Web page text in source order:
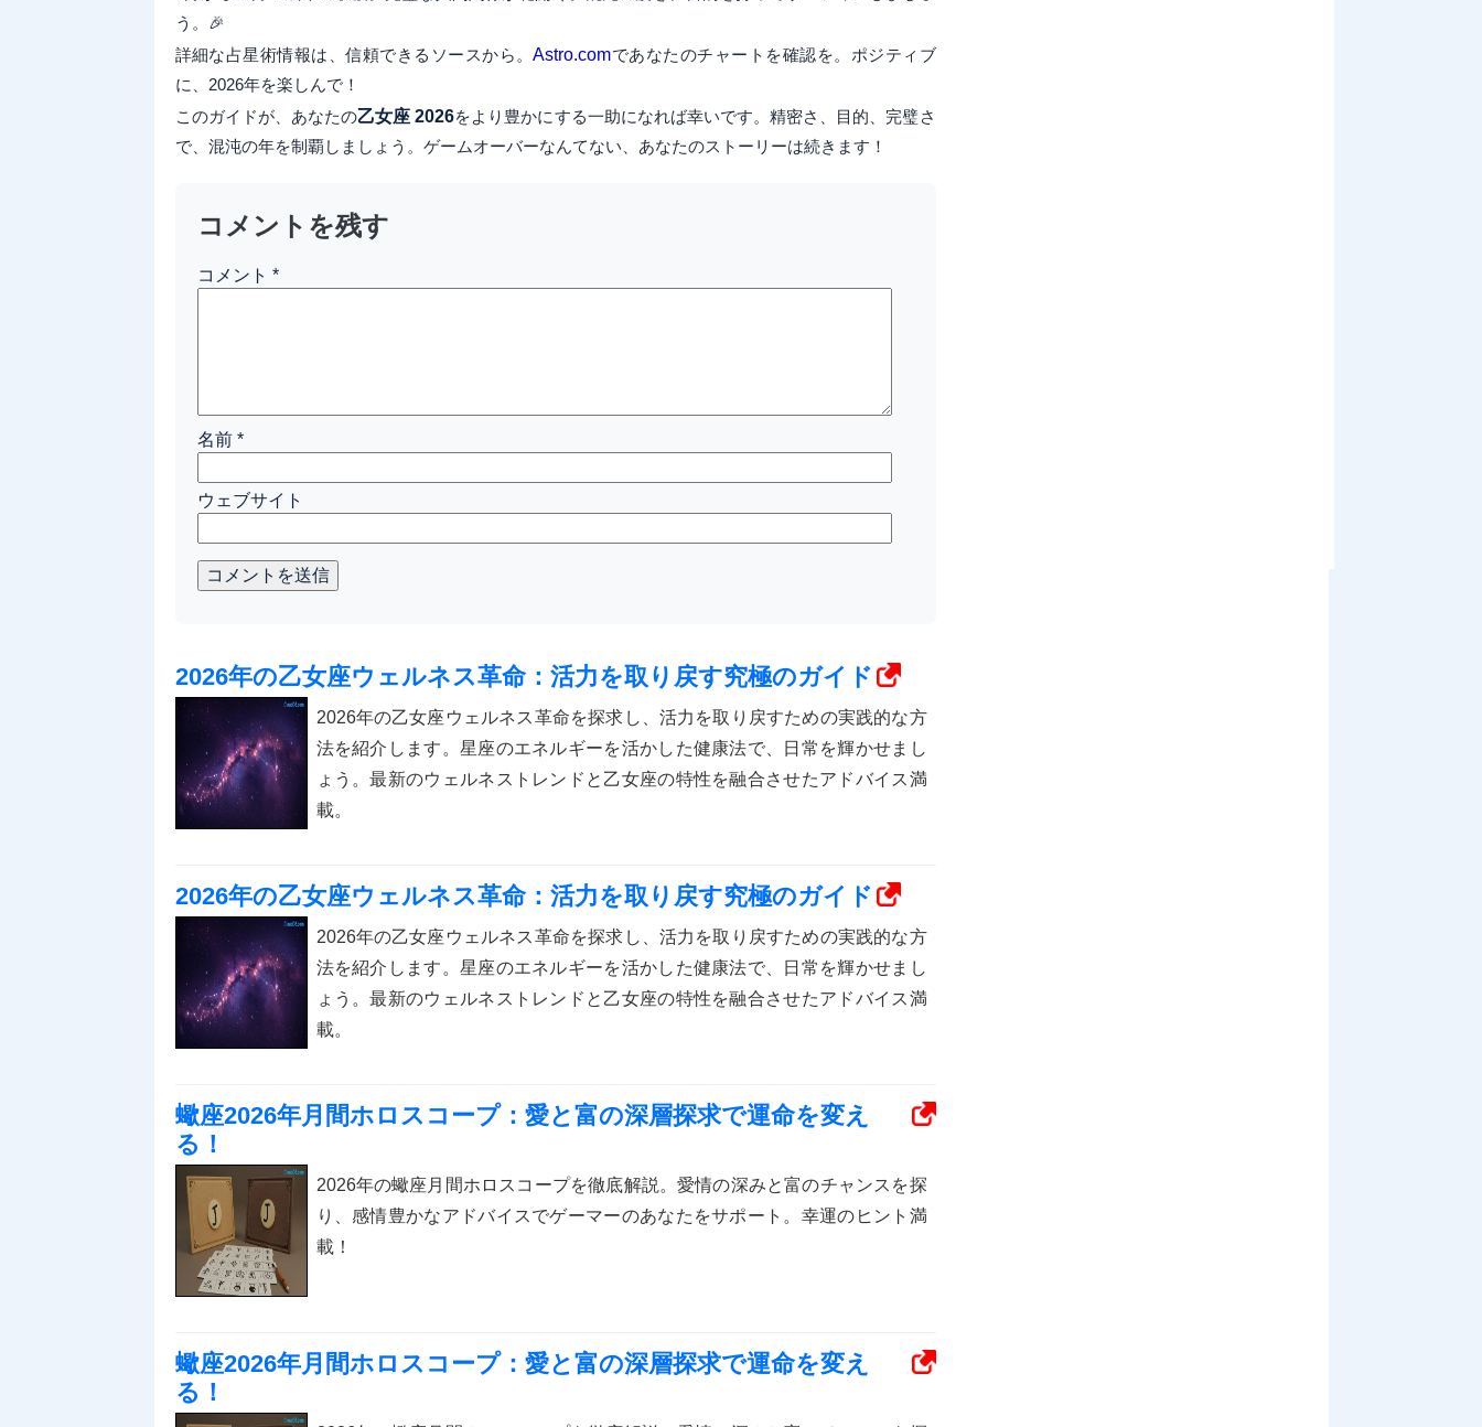
う。🎉
詳細な占星術情報は、信頼できるソースから。Astro.comであなたのチャートを確認を。ポジティブ
に、2026年を楽しんで！
このガイドが、あなたの乙女座 2026をより豊かにする一助になれば幸いです。精密さ、目的、完璧さ
で、混沌の年を制覇しましょう。ゲームオーバーなんてない、あなたのストーリーは続きます！
コメントを残す
コメント *
名前 *
ウェブサイト
コメントを送信
2026年の乙女座ウェルネス革命：活力を取り戻す究極のガイド
2026年の乙女座ウェルネス革命を探求し、活力を取り戻すための実践的な方
法を紹介します。星座のエネルギーを活かした健康法で、日常を輝かせまし
ょう。最新のウェルネストレンドと乙女座の特性を融合させたアドバイス満
載。
2026年の乙女座ウェルネス革命：活力を取り戻す究極のガイド
2026年の乙女座ウェルネス革命を探求し、活力を取り戻すための実践的な方
法を紹介します。星座のエネルギーを活かした健康法で、日常を輝かせまし
ょう。最新のウェルネストレンドと乙女座の特性を融合させたアドバイス満
載。
蠍座2026年月間ホロスコープ：愛と富の深層探求で運命を変え
る！
2026年の蠍座月間ホロスコープを徹底解説。愛情の深みと富のチャンスを探
り、感情豊かなアドバイスでゲーマーのあなたをサポート。幸運のヒント満
載！
蠍座2026年月間ホロスコープ：愛と富の深層探求で運命を変え
る！